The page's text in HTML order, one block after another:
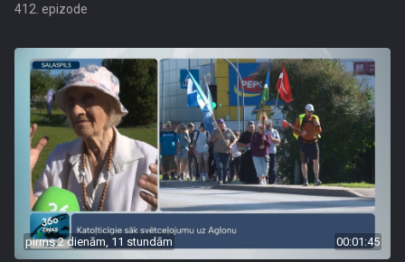
412. epizode
pirms 2 dienām, 11 stundām 00:01:45